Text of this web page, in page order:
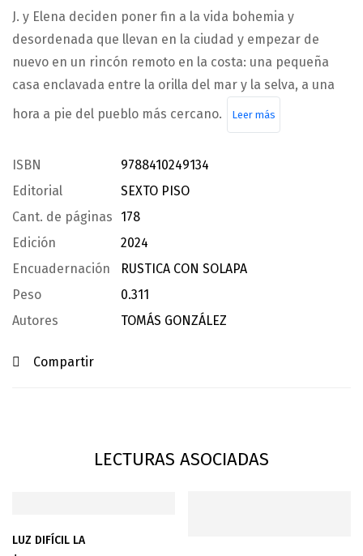
J. y Elena deciden poner fin a la vida bohemia y
desordenada que llevan en la ciudad y empezar de
nuevo en un rincón remoto en la costa: una pequeña
casa enclavada entre la orilla del mar y la selva, a una
hora a pie del pueblo más cercano.
Leer más
ISBN
9788410249134
Editorial
SEXTO PISO
Cant. de páginas
178
Edición
2024
Encuadernación
RUSTICA CON SOLAPA
Peso
0.311
Autores
TOMÁS GONZÁLEZ
Compartir
LECTURAS ASOCIADAS
LUZ DIFÍCIL LA